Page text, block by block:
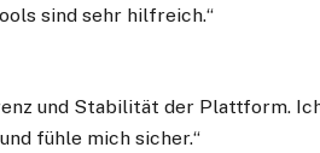
sind sehr hilfreich.“
und Stabilität der Plattform.
fühle mich sicher.“